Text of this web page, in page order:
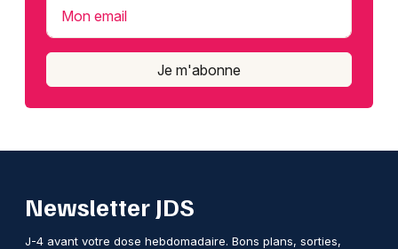
Mon email
Je m'abonne
Newsletter JDS
J-4 avant votre dose hebdomadaire. Bons plans, sorties,